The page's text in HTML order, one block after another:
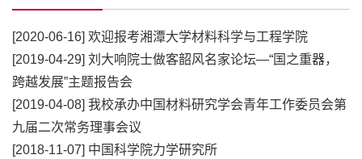
[2020-06-16] 欢迎报考湘潭大学材料科学与工程学院
[2019-04-29] 刘大响院士做客韶风名家论坛—“国之重器，
跨越发展”主题报告会
[2019-04-08] 我校承办中国材料研究学会青年工作委员会第
九届二次常务理事会议
[2018-11-07] 中国科学院力学研究所